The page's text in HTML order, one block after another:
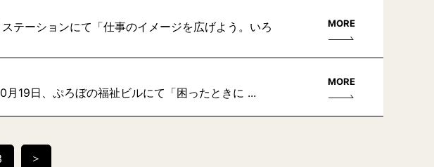
テーションにて「仕事のイメージを広げよう。いろ
MORE
19日、ぷろぼの福祉ビルにて「​​​​困ったときに ...
MORE
＞